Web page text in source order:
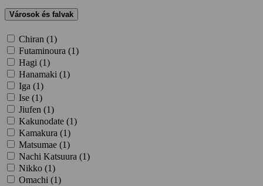
Városok és falvak
Chiran (1)
Futaminoura (1)
Hagi (1)
Hanamaki (1)
Iga (1)
Ise (1)
Jiufen (1)
Kakunodate (1)
Kamakura (1)
Matsumae (1)
Nachi Katsuura (1)
Nikko (1)
Omachi (1)